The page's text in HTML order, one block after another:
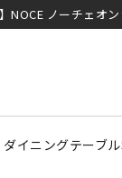
NOCE ノーチェオ
ダイニングテーブ